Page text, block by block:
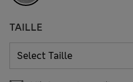
TAILLE